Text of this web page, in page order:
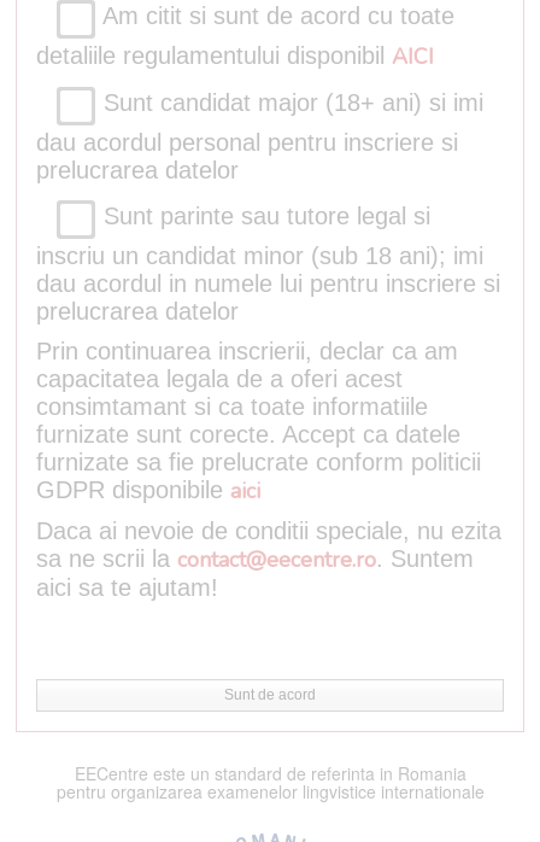
Am citit si sunt de acord cu toate
detaliile regulamentului disponibil AICI
Sunt candidat major (18+ ani) si imi
dau acordul personal pentru inscriere si
prelucrarea datelor
Sunt parinte sau tutore legal si
inscriu un candidat minor (sub 18 ani); imi
dau acordul in numele lui pentru inscriere si
prelucrarea datelor
Prin continuarea inscrierii, declar ca am
capacitatea legala de a oferi acest
consimtamant si ca toate informatiile
furnizate sunt corecte. Accept ca datele
furnizate sa fie prelucrate conform politicii
GDPR disponibile aici
Daca ai nevoie de conditii speciale, nu ezita
sa ne scrii la contact@eecentre.ro. Suntem
aici sa te ajutam!
Sunt de acord
EECentre este un standard de referinta in Romania
pentru organizarea examenelor lingvistice internationale